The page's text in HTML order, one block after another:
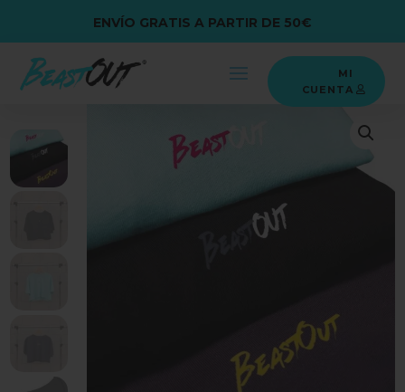
ENVÍO GRATIS A PARTIR DE 50€
MI
CUENTA